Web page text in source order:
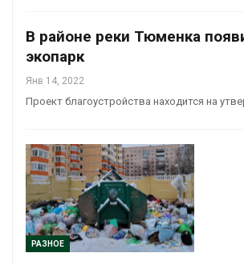
В районе реки Тюменка
экопарк
Янв 14, 2022
Проект благоустройства находится на
РАЗНОЕ